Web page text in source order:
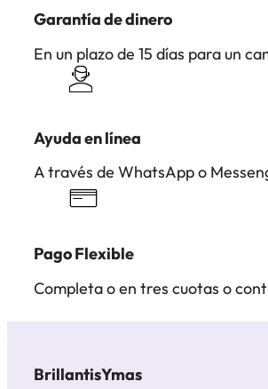
Garantía de dinero
En un plazo de 15 días para un
Ayuda en línea
A través de WhatsApp o
Pago Flexible
Completa o en tres cuotas o
BrillantisYmas